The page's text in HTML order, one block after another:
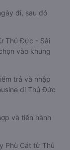
đi, sau đó
Thủ Đức - Sài
vào khung
trả và nhập
đi Thủ Đức
và tiến hành
Phù Cát từ Thủ